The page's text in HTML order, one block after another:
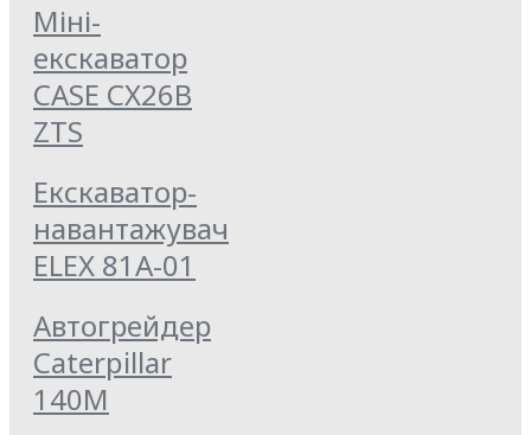
Міні-
екскаватор
CASE CX26B
ZTS
Екскаватор-
навантажувач
ELEX 81А-01
Автогрейдер
Caterpillar
140M